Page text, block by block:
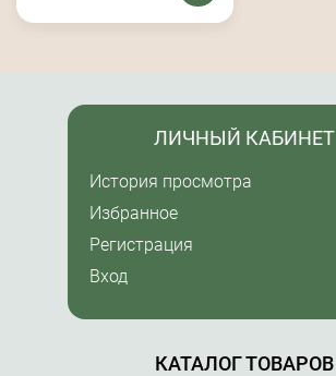
КАТАЛОГ ТОВАРОВ
ЛИЧНЫЙ КАБИНЕТ
История просмотра
Избранное
Регистрация
Вход